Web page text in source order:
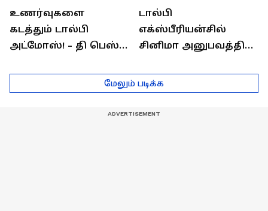
உணர்வுகளை
கடத்தும் டால்பி
அட்மோஸ்! - தி பெஸ்ட்
எக்ஸ்பீரியன்ஸ்
டால்பி
எக்ஸ்பீரியன்சில்
சினிமா அனுபவத்தில்
மேலும் படிக்க